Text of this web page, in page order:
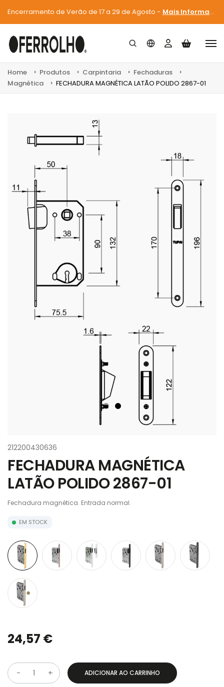
Encerramento de Verão de 17 a 29 de Agosto - Mais Informações
Home Produtos Carpintaria
Fechaduras
Magnética
FECHADURA MAGNÉTICA LATÃO POLIDO 2867-01
212200430636
FECHADURA MAGNÉTICA
LATÃO POLIDO 2867-01
Fechadura magnética. Entrada normal.
EM STOCK
24,57 €
Q
ADICIONAR AO CARRINHO